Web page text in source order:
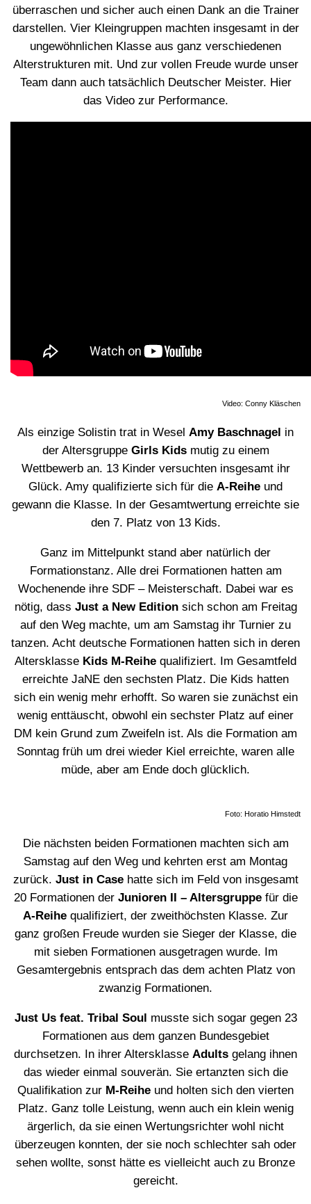
überraschen und sicher auch einen Dank an die Trainer
darstellen. Vier Kleingruppen machten insgesamt in der
ungewöhnlichen Klasse aus ganz verschiedenen
Alterstrukturen mit. Und zur vollen Freude wurde unser
Team dann auch tatsächlich Deutscher Meister. Hier
das Video zur Performance.
Video: Conny Kläschen
Als einzige Solistin trat in Wesel Amy Baschnagel in
der Altersgruppe Girls Kidsmutig zu einem
Wettbewerb an. 13 Kinder versuchten insgesamt ihr
Glück. Amy qualifizierte sich für die A-Reihe und
gewann die Klasse. In der Gesamtwertung erreichte sie
den 7. Platz von 13 Kids.
Ganz im Mittelpunkt stand aber natürlich der
Formationstanz. Alle drei Formationen hatten am
Wochenende ihre SDF – Meisterschaft. Dabei war es
nötig, dass Just a New Editionsich schon am Freitag
auf den Weg machte, um am Samstag ihr Turnier zu
tanzen. Acht deutsche Formationen hatten sich in deren
Altersklasse Kids M-Reihe qualifiziert. Im Gesamtfeld
erreichte JaNE den sechsten Platz. Die Kids hatten
sich ein wenig mehr erhofft. So waren sie zunächst ein
wenig enttäuscht, obwohl ein sechster Platz auf einer
DM kein Grund zum Zweifeln ist. Als die Formation am
Sonntag früh um drei wieder Kiel erreichte, waren alle
müde, aber am Ende doch glücklich.
Foto: Horatio Himstedt
Die nächsten beiden Formationen machten sich am
Samstag auf den Weg und kehrten erst am Montag
zurück. Just in Casehatte sich im Feld von insgesamt
20 Formationen der Junioren II – Altersgruppefür die
A-Reihe qualifiziert, der zweithöchsten Klasse. Zur
ganz großen Freude wurden sie Sieger der Klasse, die
mit sieben Formationen ausgetragen wurde. Im
Gesamtergebnis entsprach das dem achten Platz von
zwanzig Formationen.
Just Us feat. Tribal Soul musste sich sogar gegen 23
Formationen aus dem ganzen Bundesgebiet
durchsetzen. In ihrer Altersklasse Adults gelang ihnen
das wieder einmal souverän. Sie ertanzten sich die
Qualifikation zur M-Reihe und holten sich den vierten
Platz. Ganz tolle Leistung, wenn auch ein klein wenig
ärgerlich, da sie einen Wertungsrichter wohl nicht
überzeugen konnten, der sie noch schlechter sah oder
sehen wollte, sonst hätte es vielleicht auch zu Bronze
gereicht.